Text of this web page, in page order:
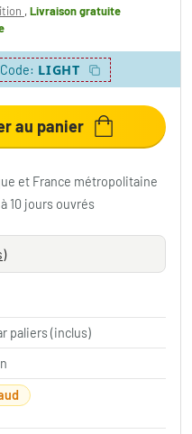
,Livraison gratuite
Code: LIGHT
au panier
et France métropolitaine
10 jours ouvrés
paliers (inclus)